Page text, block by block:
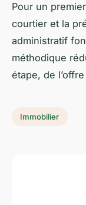
Pour un
courtier et la
administratif
méthodique
étape, de
Immobilier